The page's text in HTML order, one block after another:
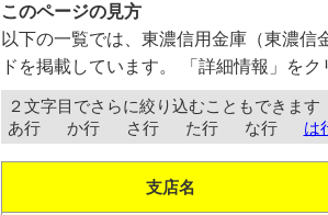
このページの見方
以下の一覧では、東濃信用金庫（東濃
ドを掲載しています。 「詳細情報」を
２文字目でさらに絞り込むこともできます
あ行 か行 さ行 た行 な行 は
支店名